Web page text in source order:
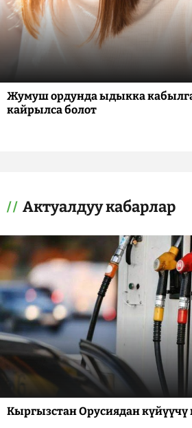
Жумуш ордунда ыдыкка
кайрылса болот
Актуалдуу кабарлар
Кыргызстан Орусиядан күйүүчү